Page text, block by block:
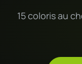
15 coloris au